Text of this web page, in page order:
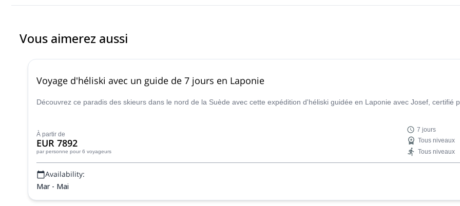
Vous aimerez aussi
Voyage d'héliski avec un guide de 7 jours en Laponie
Découvrez ce paradis des skieurs dans le nord de la Suède avec cette expédition d'héliski guidée en Laponie avec Josef, certifié
À partir de
EUR 7892
par personne pour 6 voyageurs
7 jours
Tous niveaux
Tous niveaux
Availability:
Mar - Mai